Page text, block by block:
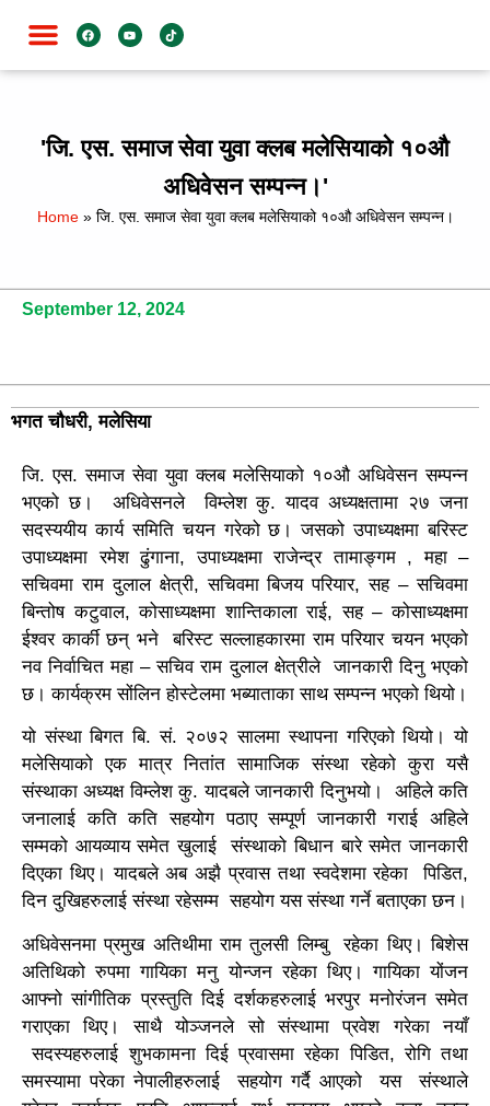
'जि. एस. समाज सेवा युवा क्लब मलेसियाको १०औ
अधिवेसन सम्पन्न।'
Home» जि. एस. समाज सेवा युवा क्लब मलेसियाको १०औ अधिवेसन सम्पन्न।
September 12, 2024
भगत चौधरी, मलेसिया
जि. एस. समाज सेवा युवा क्लब मलेसियाको १०औ अधिवेसन सम्पन्न
भएको छ। अधिवेसनले विम्लेश कु. यादव अध्यक्षतामा २७ जना
सदस्ययीय कार्य समिति चयन गरेको छ। जसको उपाध्यक्षमा बरिस्ट
उपाध्यक्षमा रमेश ढुंगाना, उपाध्यक्षमा राजेन्द्र तामाङ्गम , महा –
सचिवमा राम दुलाल क्षेत्री, सचिवमा बिजय परियार, सह – सचिवमा
बिन्तोष कटुवाल, कोसाध्यक्षमा शान्तिकाला राई, सह – कोसाध्यक्षमा
ईश्वर कार्की छन् भने बरिस्ट सल्लाहकारमा राम परियार चयन भएको
नव निर्वाचित महा – सचिव राम दुलाल क्षेत्रीले जानकारी दिनु भएको
छ। कार्यक्रम सोंलिन होस्टेलमा भब्याताका साथ सम्पन्न भएको थियो।
यो संस्था बिगत बि. सं. २०७२ सालमा स्थापना गरिएको थियो। यो
मलेसियाको एक मात्र नितांत सामाजिक संस्था रहेको कुरा यसै
संस्थाका अध्यक्ष विम्लेश कु. यादबले जानकारी दिनुभयो। अहिले कति
जनालाई कति कति सहयोग पठाए सम्पूर्ण जानकारी गराई अहिले
सम्मको आयव्याय समेत खुलाई संस्थाको बिधान बारे समेत जानकारी
दिएका थिए। यादबले अब अझै प्रवास तथा स्वदेशमा रहेका पिडित,
दिन दुखिहरुलाई संस्था रहेसम्म सहयोग यस संस्था गर्ने बताएका छन।
अधिवेसनमा प्रमुख अतिथीमा राम तुलसी लिम्बु रहेका थिए। बिशेस
अतिथिको रुपमा गायिका मनु योन्जन रहेका थिए। गायिका योंजन
आफ्नो सांगीतिक प्रस्तुति दिई दर्शकहरुलाई भरपुर मनोरंजन समेत
गराएका थिए। साथै योञ्जनले सो संस्थामा प्रवेश गरेका नयाँ
सदस्यहरुलाई शुभकामना दिई प्रवासमा रहेका पिडित, रोगि तथा
समस्यामा परेका नेपालीहरुलाई सहयोग गर्दै आएको यस संस्थाले